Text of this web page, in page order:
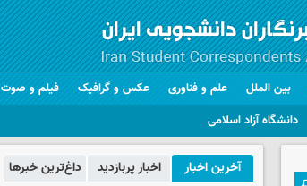
دانشگاه آزاد اسلامی
بین الملل علم و فناوری عکس و گرافیک فیلم و صوت
آخرین اخبار اخبار پربازدید داغ‌ترین خبرها